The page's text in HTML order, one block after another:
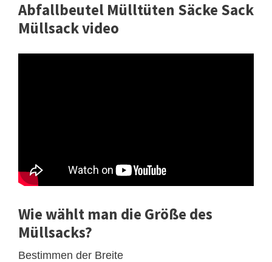
Abfallbeutel Mülltüten Säcke Sack
Müllsack video
Wie wählt man die Größe des
Müllsacks?
Bestimmen der Breite